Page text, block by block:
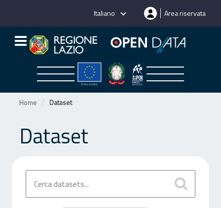
Italiano Area riservata
Home Dataset
Dataset